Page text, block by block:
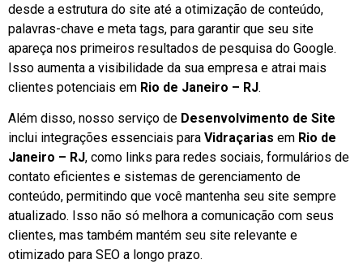
desde a estrutura do site até a otimização de conteúdo,
palavras-chave e meta tags, para garantir que seu site
apareça nos primeiros resultados de pesquisa do Google.
Isso aumenta a visibilidade da sua empresa e atrai mais
clientes potenciais em Rio de Janeiro – RJ.
Além disso, nosso serviço de Desenvolvimento de Site
inclui integrações essenciais para Vidraçarias em Rio de
Janeiro – RJ, como links para redes sociais, formulários de
contato eficientes e sistemas de gerenciamento de
conteúdo, permitindo que você mantenha seu site sempre
atualizado. Isso não só melhora a comunicação com seus
clientes, mas também mantém seu site relevante e
otimizado para SEO a longo prazo.